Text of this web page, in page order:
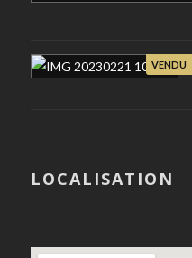
VENDU
LOCALISATION